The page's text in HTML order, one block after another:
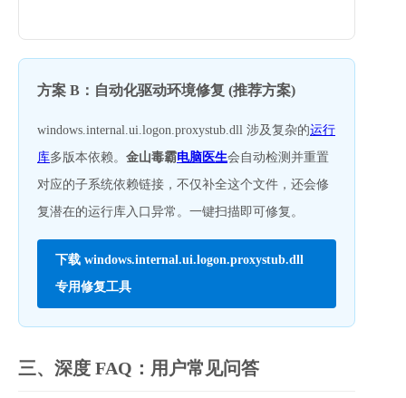
方案 B：自动化驱动环境修复 (推荐方案)
windows.internal.ui.logon.proxystub.dll 涉及复杂的运行
库多版本依赖。 金山毒霸电脑医生会自动检测并重置
对应的子系统依赖链接，不仅补全这个文件，还会修
复潜在的运行库入口异常。一键扫描即可修复。
下载 windows.internal.ui.logon.proxystub.dll
专用修复工具
三、深度 FAQ：用户常见问答